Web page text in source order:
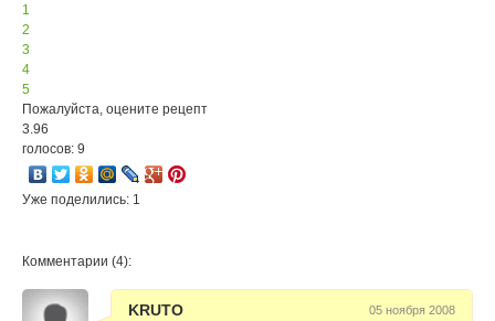
1
2
3
4
5
Пожалуйста, оцените рецепт
3.96
голосов: 9
Уже поделились: 1
Комментарии (4):
KRUTO 05 ноября 2008